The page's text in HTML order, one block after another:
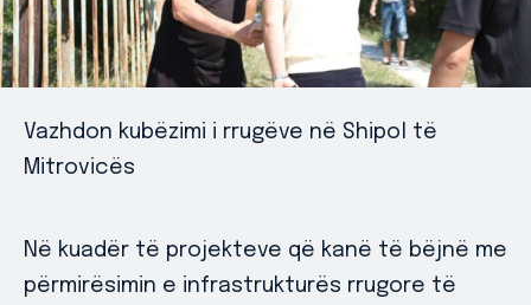
Vazhdon kubëzimi i rrugëve në Shipol të
Mitrovicës
Në kuadër të projekteve që kanë të bëjnë me
përmirësimin e infrastrukturës rrugore të